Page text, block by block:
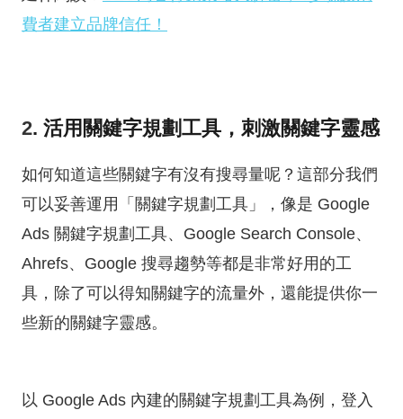
費者建立品牌信任！
2. 活用關鍵字規劃工具，刺激關鍵字靈感
如何知道這些關鍵字有沒有搜尋量呢？這部分我們
可以妥善運用「關鍵字規劃工具」，像是 Google
Ads 關鍵字規劃工具、 Google Search Console、
Ahrefs、 Google 搜尋趨勢等都是非常好用的工
具，除了可以得知關鍵字的流量外，還能提供你一
些新的關鍵字靈感。
以 Google Ads 內建的關鍵字規劃工具為例，登入